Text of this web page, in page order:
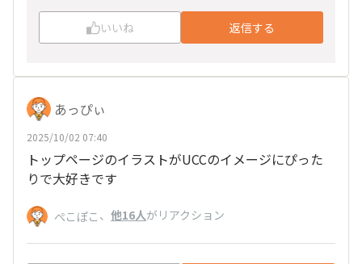
いいね 返信する
あっぴぃ
2025/10/02 07:40
トップページのイラストがUCCのイメージにぴった
りで大好きです
ぺこぽこ 、 他16人がリアクション